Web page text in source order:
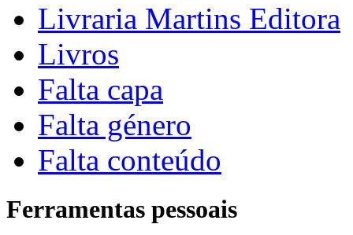
Livraria Martins Editora
Livros
Falta capa
Falta género
Falta conteúdo
Ferramentas pessoais